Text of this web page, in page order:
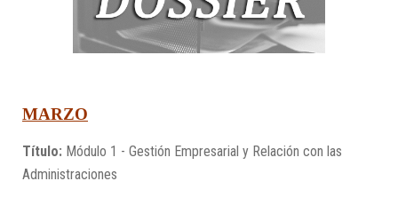
MARZO
Título: Módulo 1 - Gestión Empresarial y Relación con las
Administraciones